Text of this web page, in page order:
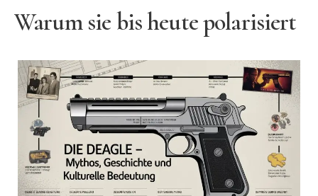
Warum sie bis heute polarisiert